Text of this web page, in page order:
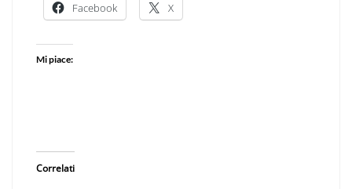
Facebook X
Mi piace:
Correlati